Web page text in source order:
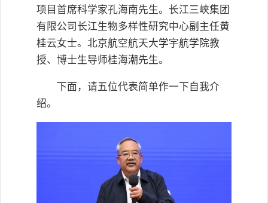
项目首席科学家孔海南先生。长江三峡集团
有限公司长江生物多样性研究中心副主任黄
桂云女士。北京航空航天大学宇航学院教
授、博士生导师桂海潮先生。
下面，请五位代表简单作一下自我介
绍。